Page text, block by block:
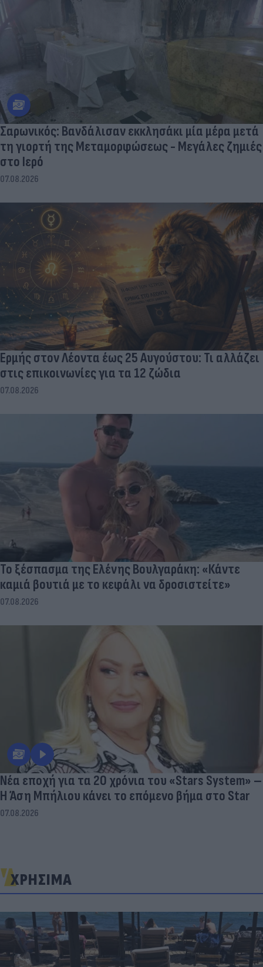
Σαρωνικός: Βανδάλισαν εκκλησάκι μία μέρα μετά
τη γιορτή της Μεταμορφώσεως - Μεγάλες ζημιές
στο Ιερό
07.08.2026
Ερμής στον Λέοντα έως 25 Αυγούστου: Τι αλλάζει
στις επικοινωνίες για τα 12 ζώδια
07.08.2026
Το ξέσπασμα της Ελένης Βουλγαράκη: «Κάντε
καμιά βουτιά με το κεφάλι να δροσιστείτε»
07.08.2026
Νέα εποχή για τα 20 χρόνια του «Stars System» –
Η Άση Μπήλιου κάνει το επόμενο βήμα στο Star
07.08.2026
ΧΡΗΣΙΜΑ